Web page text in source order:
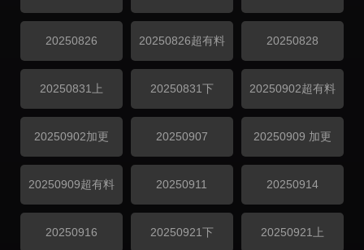
20250826 20250826超有料 20250828
20250831上 20250831下 20250902超有料
20250902加更 20250907 20250909 加更
20250909超有料 20250911 20250914
20250916 20250921下 20250921上